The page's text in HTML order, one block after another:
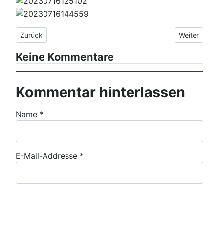
Vorheriger Beitrag: Tag 33: Goulier - Cabane de Balledreyt
Zurück Nächster
Weiter
Keine Kommentare
Kommentar hinterlassen
Name *
E-Mail-Addresse *